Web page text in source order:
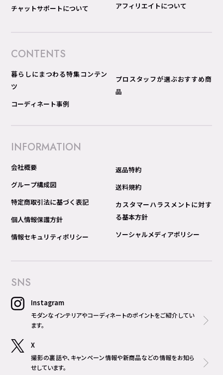
チャットサポートについて
アフィリエイトについて
CONTENTS
暮らしにまつわる特集コンテン
ツ
コーディネート事例
プロスタッフが選ぶおすすめ商
品
INFORMATION
会社概要
グループ構成図
特定商取引法に基づく表記
個人情報保護方針
情報セキュリティポリシー
返品特約
送料規約
カスタマーハラスメントに対す
る基本方針
ソーシャルメディアポリシー
SNS
Instagram
モダンなインテリアやコーディネートのポイントをご紹介してい
ます。
X
撮影の裏話や、キャンペーン情報や新商品などの情報をお知ら
せしています。